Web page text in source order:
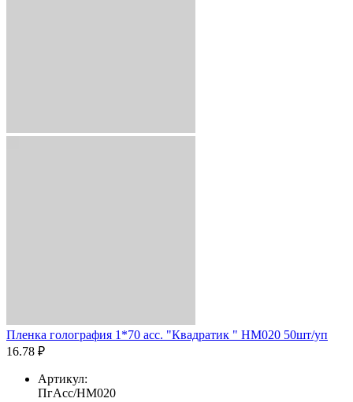
Пленка голография 1*70 асс. "Квадратик " HM020 50шт/уп
16.78 ₽
Артикул:
ПгАсс/HM020